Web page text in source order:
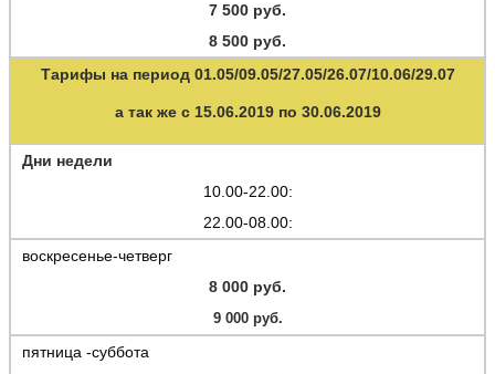
7 500 руб.
8 500 руб.
Тарифы на период 01.05/09.05/27.05/26.07/10.06/29.07
а так же с 15.06.2019 по 30.06.2019
Дни недели
10.00-22.00:
22.00-08.00:
воскресенье-четверг
8 000 руб.
9 000 руб.
пятница -суббота